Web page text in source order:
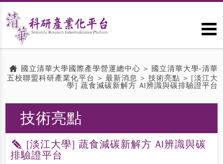
國立清華大學國際產學營運總中心 > 國立清華大學-清華
五校聯盟科研產業化平台 > 最新消息 > 技術亮點 > [淡江大
學] 蔬食減碳新解方 AI辨識與碳排驗證平台
技術亮點
[淡江大學] 蔬食減碳新解方 AI辨識與碳
排驗證平台